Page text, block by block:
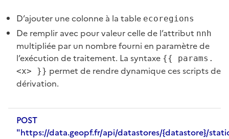
D’ajouter une colonne à la table ecoregions
De remplir avec pour valeur celle de l’attribut nnh
multipliée par un nombre fourni en paramètre de
l’exécution de traitement. La syntaxe {{ params.
<x> }} permet de rendre dynamique ces scripts de
dérivation.
POST
"https://data.geopf.fr/api/datastores/{datastore}/